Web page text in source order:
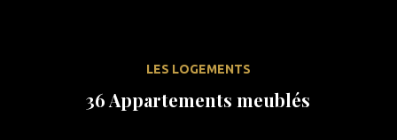
LES LOGEMENTS
36 Appartements meublés